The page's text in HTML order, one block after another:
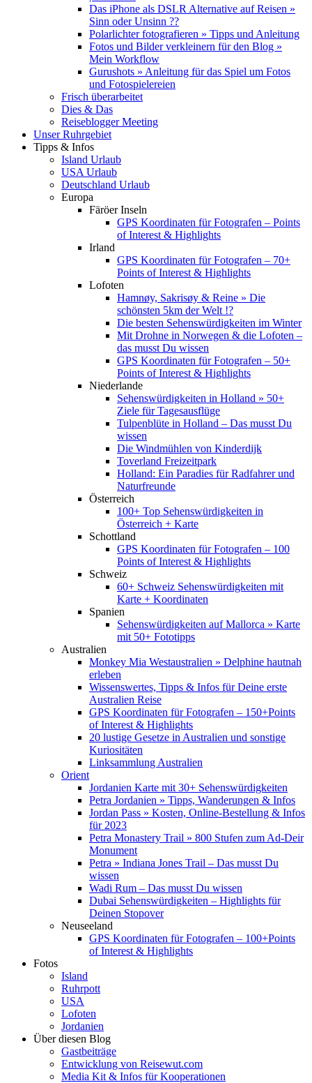
Das iPhone als DSLR Alternative auf Reisen »
Sinn oder Unsinn ??
Polarlichter fotografieren » Tipps und Anleitung
Fotos und Bilder verkleinern für den Blog »
Mein Workflow
Gurushots » Anleitung für das Spiel um Fotos
und Fotospielereien
Frisch überarbeitet
Dies & Das
Reiseblogger Meeting
Unser Ruhrgebiet
Tipps & Infos
Island Urlaub
USA Urlaub
Deutschland Urlaub
Europa
Färöer Inseln
GPS Koordinaten für Fotografen – Points
of Interest & Highlights
Irland
GPS Koordinaten für Fotografen – 70+
Points of Interest & Highlights
Lofoten
Hamnøy, Sakrisøy & Reine » Die
schönsten 5km der Welt !?
Die besten Sehenswürdigkeiten im Winter
Mit Drohne in Norwegen & die Lofoten –
das musst Du wissen
GPS Koordinaten für Fotografen – 50+
Points of Interest & Highlights
Niederlande
Sehenswürdigkeiten in Holland » 50+
Ziele für Tagesausflüge
Tulpenblüte in Holland – Das musst Du
wissen
Die Windmühlen von Kinderdijk
Toverland Freizeitpark
Holland: Ein Paradies für Radfahrer und
Naturfreunde
Österreich
100+ Top Sehenswürdigkeiten in
Österreich + Karte
Schottland
GPS Koordinaten für Fotografen – 100
Points of Interest & Highlights
Schweiz
60+ Schweiz Sehenswürdigkeiten mit
Karte + Koordinaten
Spanien
Sehenswürdigkeiten auf Mallorca » Karte
mit 50+ Fototipps
Australien
Monkey Mia Westaustralien » Delphine hautnah
erleben
Wissenswertes, Tipps & Infos für Deine erste
Australien Reise
GPS Koordinaten für Fotografen – 150+Points
of Interest & Highlights
20 lustige Gesetze in Australien und sonstige
Kuriositäten
Linksammlung Australien
Orient
Jordanien Karte mit 30+ Sehenswürdigkeiten
Petra Jordanien » Tipps, Wanderungen & Infos
Jordan Pass » Kosten, Online-Bestellung & Infos
für 2023
Petra Monastery Trail » 800 Stufen zum Ad-Deir
Monument
Petra » Indiana Jones Trail – Das musst Du
wissen
Wadi Rum – Das musst Du wissen
Dubai Sehenswürdigkeiten – Highlights für
Deinen Stopover
Neuseeland
GPS Koordinaten für Fotografen – 100+Points
of Interest & Highlights
Fotos
Island
Ruhrpott
USA
Lofoten
Jordanien
Über diesen Blog
Gastbeiträge
Entwicklung von Reisewut.com
Media Kit & Infos für Kooperationen